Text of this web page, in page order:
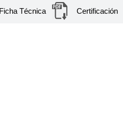
Ficha Técnica Certificación